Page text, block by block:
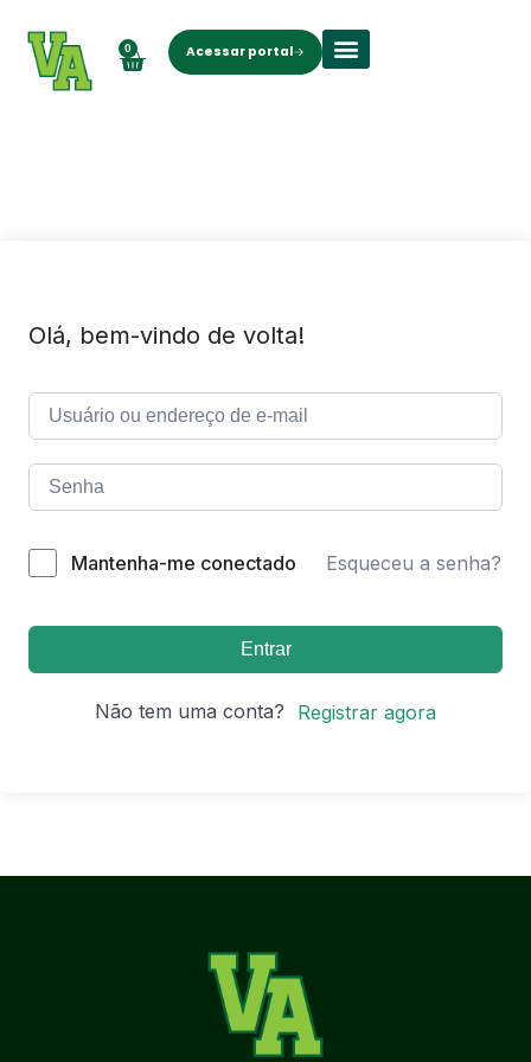
0 Acessar portal
Olá, bem-vindo de volta!
Mantenha-me conectado Esqueceu a senha?
Entrar
Não tem uma conta? Registrar agora